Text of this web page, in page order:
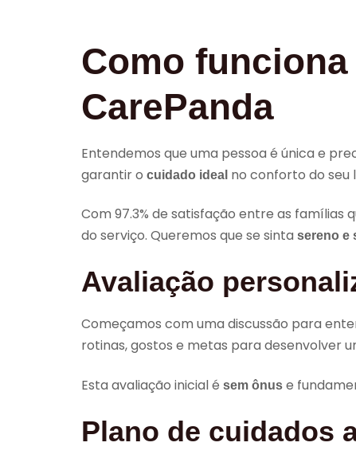
Como
CarePanda
Entendemos que uma pessoa é única e
garantir o cuidado ideal no conforto do seu
Com 97.3% de satisfação entre as
do serviço. Queremos que se sinta sereno e
Avaliação
Começamos com uma discussão para
rotinas, gostos e metas para desenvolver
Esta avaliação inicial é sem ônus e
Plano de cuidados